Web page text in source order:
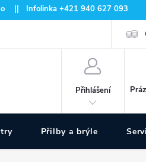
|| Infolinka +421 940 627 093
Přihlášení
Přilby a brýle